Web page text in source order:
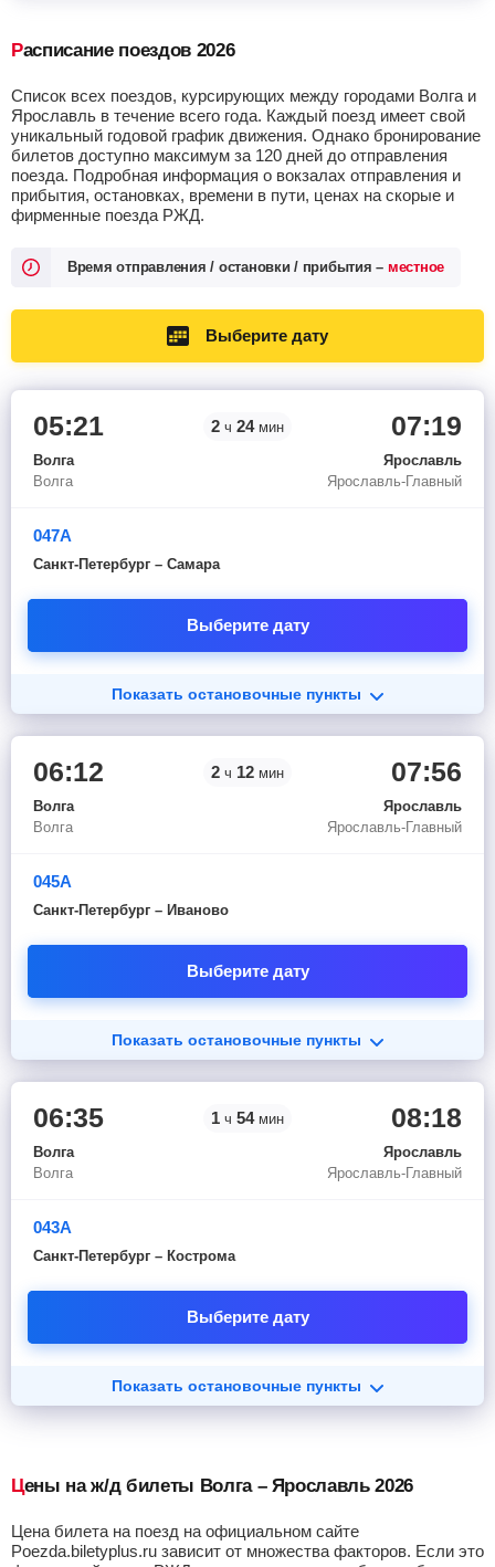
Расписание поездов 2026
Список всех поездов, курсирующих между городами Волга и
Ярославль в течение всего года. Каждый поезд имеет свой
уникальный годовой график движения. Однако бронирование
билетов доступно максимум за 120 дней до отправления
поезда. Подробная информация о вокзалах отправления и
прибытия, остановках, времени в пути, ценах на скорые и
фирменные поезда РЖД.
Время отправления / остановки / прибытия – местное
Выберите дату
05:21
Волга
Волга
2 ч 24 мин 07:19
Ярославль
Ярославль-Главный
047А
Санкт-Петербург – Самара
Выберите дату
Показать остановочные пункты
06:12
Волга
Волга
2 ч 12 мин 07:56
Ярославль
Ярославль-Главный
045А
Санкт-Петербург – Иваново
Выберите дату
Показать остановочные пункты
06:35
Волга
Волга
1 ч 54 мин 08:18
Ярославль
Ярославль-Главный
043А
Санкт-Петербург – Кострома
Выберите дату
Показать остановочные пункты
Цены на ж/д билеты Волга – Ярославль 2026
Цена билета на поезд на официальном сайте
Poezda.biletyplus.ru зависит от множества факторов. Если это